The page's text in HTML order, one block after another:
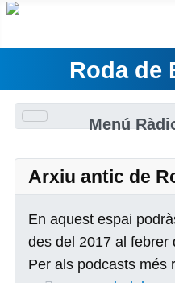
Roda de
Menú
Arxiu antic de
En aquest espai
des del 2017 al febrer
Per als podcasts més